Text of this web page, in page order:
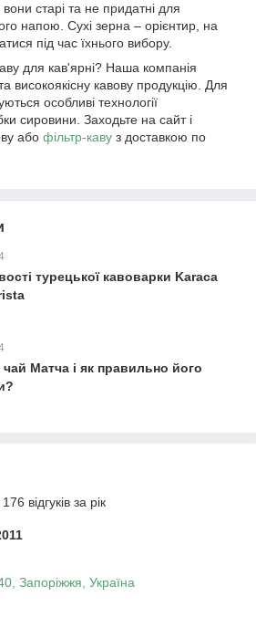
старі та не придатні для
напою. Сухі зерна – орієнтир, на
під час їхнього вибору.
для кав'ярні? Наша компанія
високоякісну кавову продукцію. Для
особливі технології
сировини. Заходьте на сайт і
або фільтр-каву з доставкою по
турецької кавоварки Karaca
Матча і як правильно його
відгуків за рік
Запоріжжя, Україна